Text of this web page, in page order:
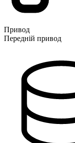
Привод
Передній привод